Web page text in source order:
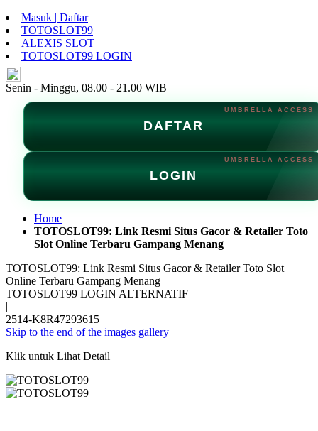
Masuk | Daftar
TOTOSLOT99
ALEXIS SLOT
TOTOSLOT99 LOGIN
Senin - Minggu, 08.00 - 21.00 WIB
DAFTAR
LOGIN
Home
TOTOSLOT99: Link Resmi Situs Gacor & Retailer Toto
Slot Online Terbaru Gampang Menang
TOTOSLOT99: Link Resmi Situs Gacor & Retailer Toto Slot
Online Terbaru Gampang Menang
TOTOSLOT99 LOGIN ALTERNATIF
|
2514-K8R47293615
Skip to the end of the images gallery
Klik untuk Lihat Detail